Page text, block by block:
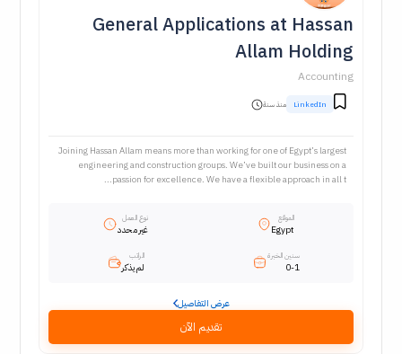
General Applications at Hassan
Allam Holding
Accounting
LinkedIn منذ سنة
Joining Hassan Allam means more than working for one of Egypt’s largest
engineering and construction groups. We’ve built our business on a
passion for excellence. We have a flexible approach in all t...
الموقع
Egypt
نوع العمل
غير محدد
سنين الخبرة
0-1
الراتب
لم يذكر
عرض التفاصيل
تقديم الآن